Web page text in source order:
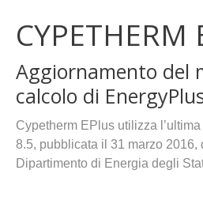
CYPETHERM
Aggiornamento del
calcolo di
Cypetherm EPlus utilizza
8.5, pubblicata il 31 marzo 2016,
Dipartimento di Energia degli